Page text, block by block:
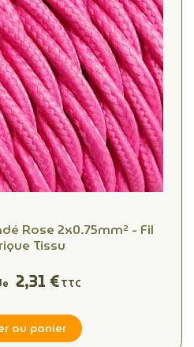
Rose 2x0.75mm² - Fil
Tissu
2,31 €TTC
au panier